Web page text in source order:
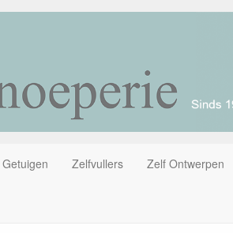
Zelfvullers Zelf Ontwerpen